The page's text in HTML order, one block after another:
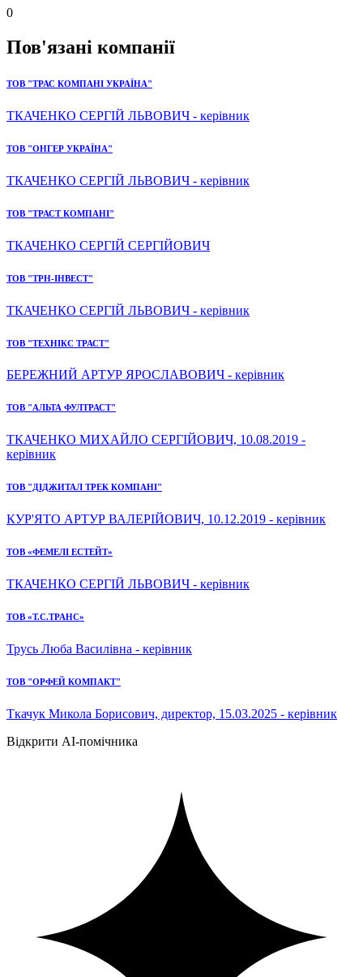
0
Пов'язані компанії
ТОВ "ТРАС КОМПАНІ УКРАЇНА"
ТКАЧЕНКО СЕРГІЙ ЛЬВОВИЧ - керівник
ТОВ "ОНГЕР УКРАЇНА"
ТКАЧЕНКО СЕРГІЙ ЛЬВОВИЧ - керівник
ТОВ "ТРАСТ КОМПАНІ"
ТКАЧЕНКО СЕРГІЙ СЕРГІЙОВИЧ
ТОВ "ТРН-ІНВЕСТ"
ТКАЧЕНКО СЕРГІЙ ЛЬВОВИЧ - керівник
ТОВ "ТЕХНІКС ТРАСТ"
БЕРЕЖНИЙ АРТУР ЯРОСЛАВОВИЧ - керівник
ТОВ "АЛЬТА ФУЛТРАСТ"
ТКАЧЕНКО МИХАЙЛО СЕРГІЙОВИЧ, 10.08.2019 -
керівник
ТОВ "ДІДЖИТАЛ ТРЕК КОМПАНІ"
КУР'ЯТО АРТУР ВАЛЕРІЙОВИЧ, 10.12.2019 - керівник
ТОВ «ФЕМЕЛІ ЕСТЕЙТ»
ТКАЧЕНКО СЕРГІЙ ЛЬВОВИЧ - керівник
ТОВ «Т.С.ТРАНС»
Трусь Люба Василівна - керівник
ТОВ "ОРФЕЙ КОМПАКТ"
Ткачук Микола Борисович, директор, 15.03.2025 - керівник
Відкрити AI-помічника